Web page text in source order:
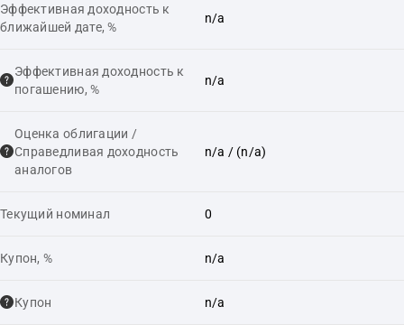
Эффективная доходность к
ближайшей дате, %
n/a
Эффективная доходность к
погашению, %
n/a
Оценка облигации /
Справедливая доходность
аналогов
n/a / (n/a)
Текущий номинал 0
Купон, % n/a
Купон n/a